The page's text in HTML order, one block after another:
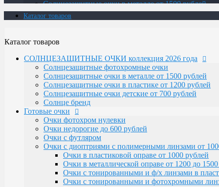
Солнцезащитные очки в металле от 1500 рублей
Солнцезащитные очки в пластике от 1200 рублей
Солнцезащитные очки детские от 700 рублей
Готовые очки
Очки фотохром нулевки
Очки недорогие до 600 рублей
Очки с футляром
Очки с диоптриями с полимерными линзами от
Очки в пластиковой оправе от 1000 рублей
Очки в металлической оправе от 1200 до 1500
Очки с тонированными и ф/х линзами в
Очки с тонированными и фотохромными
Очки-лупа
Очки Elife
Очки с диоптриями со стеклянными линзами
В титановой оправе с белыми и
В пластиковой оправе
В металлической оправе с фотохромными
В металлической оправе с белыми линзами
Очки для водителей антифары
Каталог товаров
Каталог товаров
СОЛНЦЕЗАЩИТНЫЕ ОЧКИ коллекция 2026 года
Солнцезащитные фотохромные очки
Солнцезащитные очки в металле от 1500 рублей
Солнцезащитные очки в пластике от 1200 рублей
Солнцезащитные очки детские от 700 рублей
Солнце бренд
Готовые очки
Очки фотохром нулевки
Очки недорогие до 600 рублей
Очки с футляром
Очки с диоптриями с полимерными линзами от
Очки в пластиковой оправе от 1000 рублей
Очки в металлической оправе от 1200 до
Очки с тонированными и ф/х линзами в
Очки с тонированными и фотохромными